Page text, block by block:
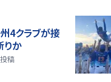
4クラブが接
りか
稿